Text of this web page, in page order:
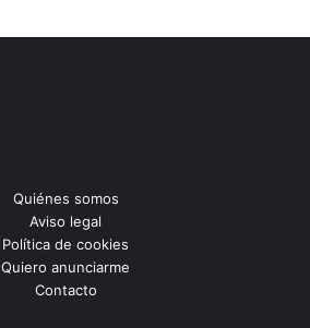
Quiénes somos
Aviso legal
Política de cookies
Quiero anunciarme
Contacto